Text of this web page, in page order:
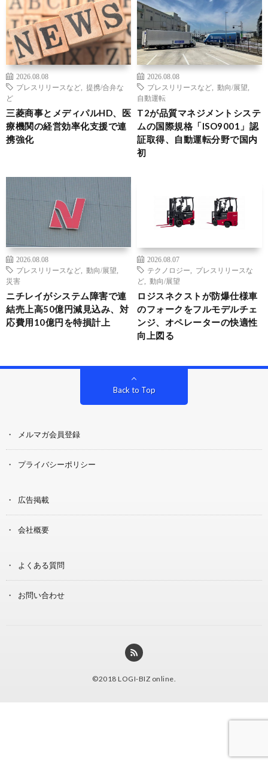
2026.08.08
プレスリリースなど
提携/合弁な
ど
三菱商事とメディパルHD、医
療機関の経営効率化支援で連
携強化
2026.08.08
プレスリリースなど
動向/展望
自動運転
T2が品質マネジメントシステ
ムの国際規格「ISO9001」認
証取得、自動運転分野で国内
初
2026.08.08
プレスリリースなど
動向/展望
災害
ニチレイがシステム障害で連
結売上高50億円減見込み、対
応費用10億円を特損計上
2026.08.07
テクノロジー
プレスリリースな
ど
動向/展望
ロジスネクストが防爆仕様車
のフォークをフルモデルチェ
ンジ、オペレーターの快適性
向上図る
Back to Top
メルマガ会員登録
プライバシーポリシー
広告掲載
会社概要
よくある質問
お問い合わせ
©2018 LOGI-BIZ online